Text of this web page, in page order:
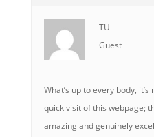
TU
Guest
What’s up to every body,
quick visit of this webpage;
amazing and genuinely